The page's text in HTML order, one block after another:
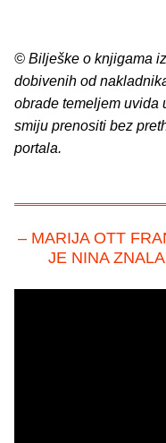
© Bilješke o knjigama
dobivenih od
obrade temeljem uvida
smiju prenositi bez
portala.
– MARIJA OTT
JE NINA